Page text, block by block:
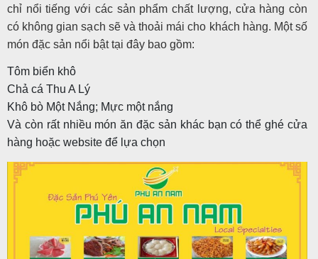
chỉ nổi tiếng với các sản phẩm chất lượng, cửa hàng còn
có không gian sạch sẽ và thoải mái cho khách hàng. Một số
món đặc sản nổi bật tại đây bao gồm:
Tôm biển khô
Chả cá Thu A Lý
Khô bò Một Nắng; Mực một nắng
Và còn rất nhiều món ăn đặc sản khác bạn có thể ghé cửa
hàng hoặc website để lựa chọn